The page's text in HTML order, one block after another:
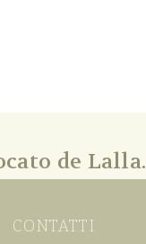
de Lalla.
CONTATTI